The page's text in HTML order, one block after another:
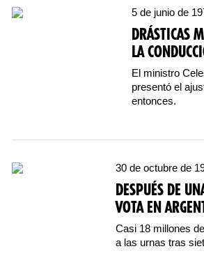
5 de junio de
DRÁSTICAS
LA
El ministro
presentó el
entonces.
30 de octubre de
DESPUÉS DE
VOTA EN
Casi 18 millones
a las urnas tras